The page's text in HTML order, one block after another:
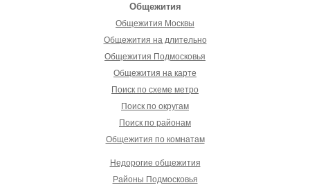
Общежития
Общежития Москвы
Общежития на длительно
Общежития Подмосковья
Общежития на карте
Поиск по схеме метро
Поиск по округам
Поиск по районам
Общежития по комнатам
Недорогие общежития
Районы Подмосковья